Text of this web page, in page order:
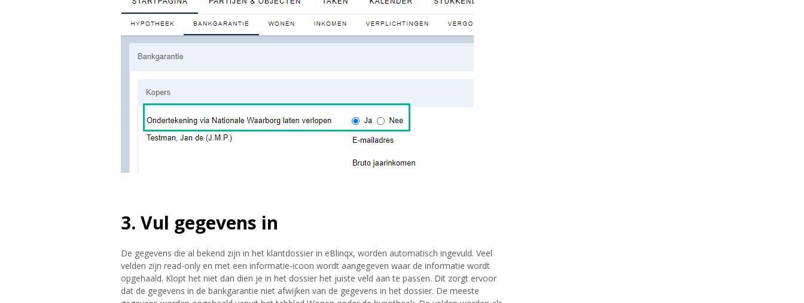
3. Vul gegevens in
De gegevens die al bekend zijn in het klantdossier in eBlinqx, worden automatisch ingevuld. Veel
velden zijn read-only en met een informatie-icoon wordt aangegeven waar de informatie wordt
opgehaald. Klopt het niet dan dien je in het dossier het juiste veld aan te passen. Dit zorgt ervoor
dat de gegevens in de bankgarantie niet afwijken van de gegevens in het dossier. De meeste